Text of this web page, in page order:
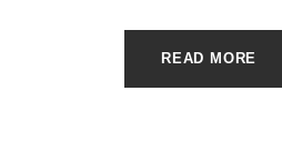
READ MORE